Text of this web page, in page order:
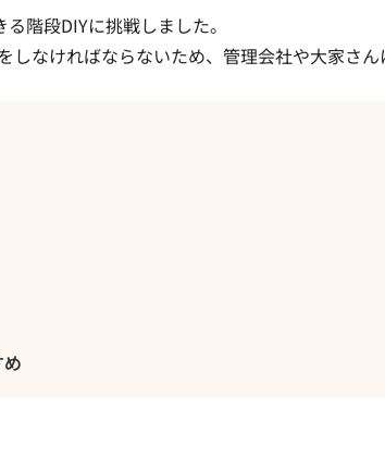
階段DIYに挑戦しました。
なければならないため、管理会社や大家さ